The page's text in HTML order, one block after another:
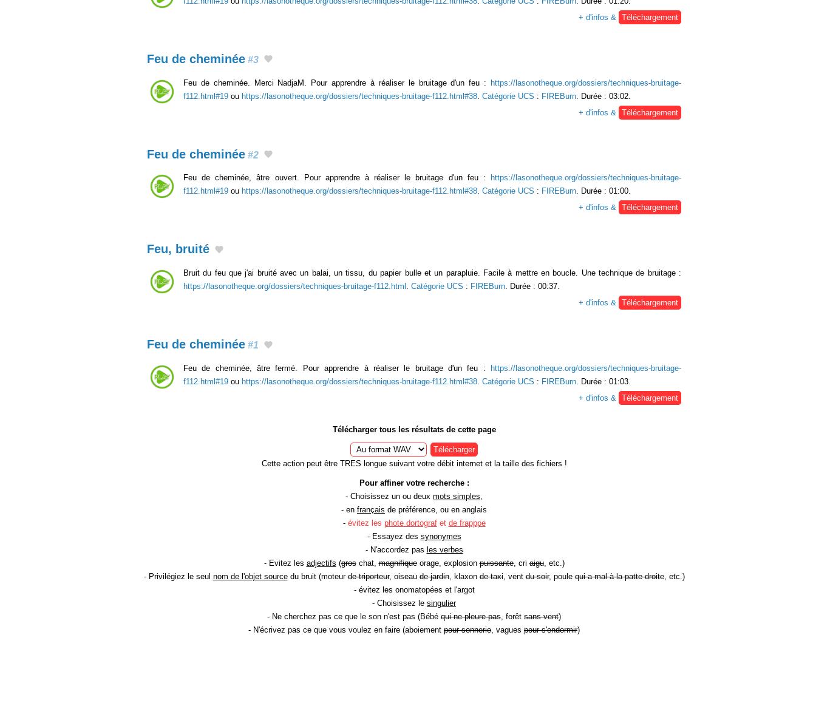
+ d'infos &
Téléchargement
Feu de cheminée #3
Feu de cheminée. Merci NadjaM. Pour apprendre à réaliser le bruitage d'un feu : https://lasonotheque.org/dossiers/techniques-bruitage-
f112.html#19 ou https://lasonotheque.org/dossiers/techniques-bruitage-f112.html#38 Catégorie UCS : FIREBurn . Durée : 03:02.
+ d'infos &
Téléchargement
Feu de cheminée #2
Feu de cheminée, âtre ouvert. Pour apprendre à réaliser le bruitage d'un feu :
https://lasonotheque.org/dossiers/techniques-bruitage-
f112.html#19 ou https://lasonotheque.org/dossiers/techniques-bruitage-f112.html#38. Catégorie UCS : FIREBurn. Durée : 01:00.
+ d'infos & Téléchargement
Feu, bruité
Bruit du feu que j'ai bruité avec un balai, un tissu, du papier bulle et un parapluie. Facile à mettre en boucle. Une technique de bruitage :
https://lasonotheque.org/dossiers/techniques-bruitage-f112.html . Catégorie UCS : FIREBurn. Durée : 00:37.
+ d'infos & Téléchargement
Feu de cheminée #1
Feu de cheminée, âtre fermé. Pour apprendre à réaliser le bruitage d'un feu :
https://lasonotheque.org/dossiers/techniques-bruitage-
f112.html#19 ou https://lasonotheque.org/dossiers/techniques-bruitage-f112.html#38. Catégorie UCS : FIREBurn. Durée : 01:03.
+ d'infos & Téléchargement
Télécharger tous les résultats de cette page
Télécharger
Cette action peut être TRES longue suivant votre débit internet et la taille des fichiers !
Pour affiner votre recherche :
- Choisissez un ou deux mots simples,
- en français de préférence, ou en anglais
- évitez les phote dortografet de frapppe
- Essayez des synonymes
- N'accordez pas les verbes
- Evitez les adjectifs (groschat,magnifiqueorage, explosionpuissante, criaigu, etc.)
- Privilégiez le seul nom de l'objet sourcedu bruit (moteurde triporteur, oiseaude jardin, klaxonde taxi, ventdu soir, poulequi a mal à la patte droite, etc.)
- évitez les onomatopées et l'argot
- Choisissez le singulier
- Ne cherchez pas ce que le son n'est pas (Bébé qui ne pleure pas, forêt sans vent)
- N'écrivez pas ce que vous voulez en faire (aboiement pour sonnerie, vagues pour s'endormir)